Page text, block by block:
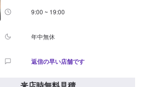
9:00 ~ 19:00
年中無休
返信の早い店舗です